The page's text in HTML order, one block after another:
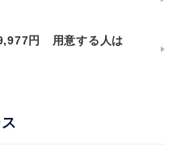
円 用意する人は